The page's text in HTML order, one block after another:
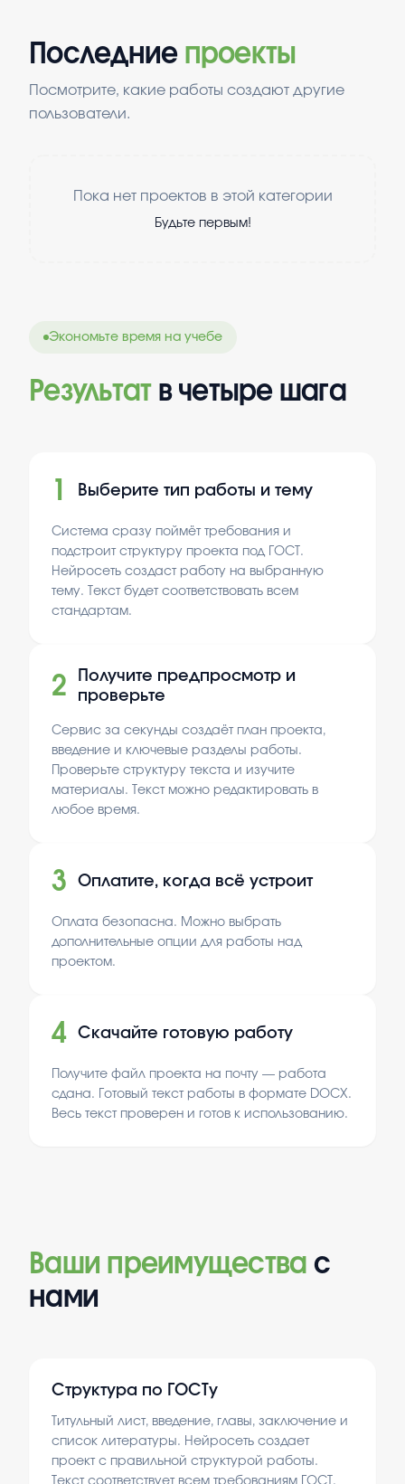
Последние проекты
Посмотрите, какие работы создают другие
пользователи.
Пока нет проектов в этой категории
Будьте первым!
Экономьте время на учебе
Результат в четыре шага
1 Выберите тип работы и тему
Система сразу поймёт требования и
подстроит структуру проекта под ГОСТ.
Нейросеть создаст работу на выбранную
тему. Текст будет соответствовать всем
стандартам.
2
Получите предпросмотр и
проверьте
Сервис за секунды создаёт план проекта,
введение и ключевые разделы работы.
Проверьте структуру текста и изучите
материалы. Текст можно редактировать в
любое время.
3 Оплатите, когда всё устроит
Оплата безопасна. Можно выбрать
дополнительные опции для работы над
проектом.
4 Скачайте готовую работу
Получите файл проекта на почту — работа
сдана. Готовый текст работы в формате DOCX.
Весь текст проверен и готов к использованию.
Ваши преимущества с
нами
Структура по ГОСТу
Титульный лист, введение, главы, заключение и
список литературы. Нейросеть создает
проект с правильной структурой работы.
Текст соответствует всем требованиям ГОСТ.